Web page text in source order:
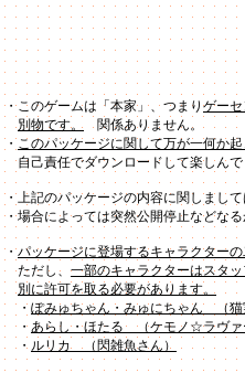
このゲームは「本家」、つまり ゲー
別物です。 関係ありません。
このパッケージに関して万が一何か
己責任でダウンロードして楽しんで
上記のパッケージの内容に関しまして
場合によっては突然公開停止などなる
パッケージに登場するキャラクター
だし、 一部のキャラクターはスタ
別に許可を取る必要があります。
ぽみゅちゃん・みゅにちゃん （猫
あらし・ほたる （ケモノ☆ラヴァ
ルリカ （閃雑魚さん）